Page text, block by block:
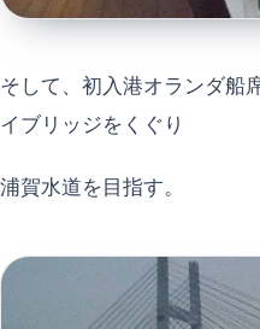
そして、初入港オランダ船
イブリッジをくぐり
浦賀水道を目指す。